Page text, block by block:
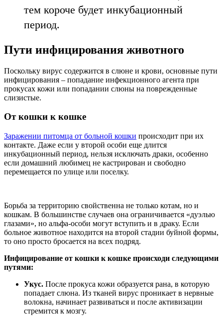
тем короче будет инкубационный
период.
Пути инфицирования животного
Поскольку вирус содержится в слюне и крови, основные пути
инфицирования – попадание инфекционного агента при
прокусах кожи или попадании слюны на поврежденные
слизистые.
От кошки к кошке
Заражении питомца от больной кошки происходит при их
контакте. Даже если у второй особи еще длится
инкубационный период, нельзя исключать драки, особенно
если домашний любимец не кастрирован и свободно
перемещается по улице или поселку.
Борьба за территорию свойственна не только котам, но и
кошкам. В большинстве случаев она ограничивается «дуэлью
глазами», но альфа-особи могут вступить и в драку. Если
больное животное находится на второй стадии буйной формы,
то оно просто бросается на всех подряд.
Инфицирование от кошки к кошке происходи следующими
путями:
Укус. После прокуса кожи образуется рана, в которую
попадает слюна. Из тканей вирус проникает в нервные
волокна, начинает развиваться и после активизации
стремится к мозгу.